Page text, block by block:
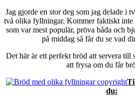
Jag gjorde en stor deg som jag delade i
två olika fyllningar. Kommer faktiskt
som var mest populär, pröva båda och
på middag så får du se vad
Det här är ett perfekt bröd att servera till
att frysa om du får
du: